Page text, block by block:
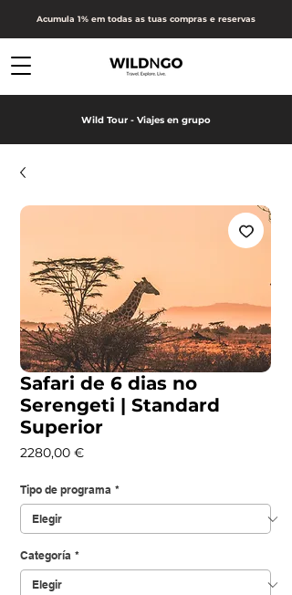
Acumula 1% em todas as tuas compras e reservas
Wild Tour - Viajes en grupo
Safari de 6 dias no
Serengeti | Standard
Superior
2280,00 €Precio
Tipo de programa *
Categoría *